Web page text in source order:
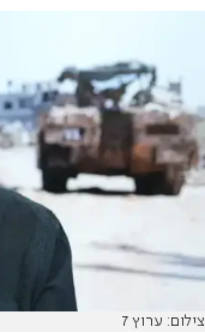
צילום: ערוץ 7